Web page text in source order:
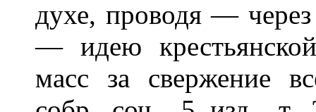
духе, проводя —
— идею
масс за свержение